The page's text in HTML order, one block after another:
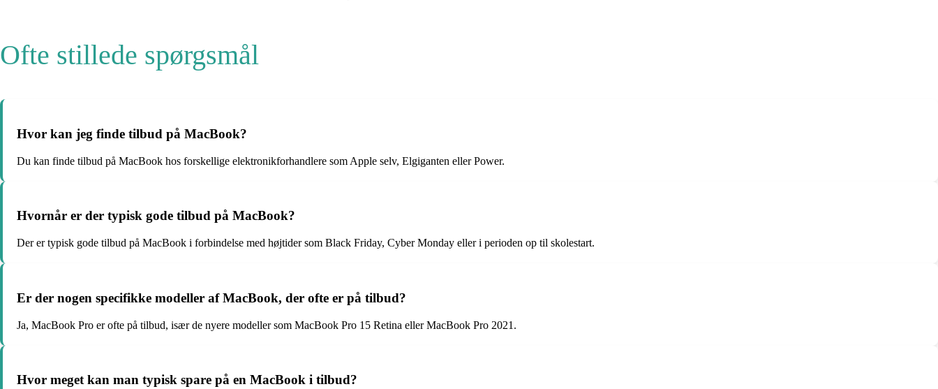
Ofte stillede spørgsmål
Hvor kan jeg finde tilbud på MacBook?
Du kan finde tilbud på MacBook hos forskellige elektronikforhandlere som Apple selv, Elgiganten eller Power.
Hvornår er der typisk gode tilbud på MacBook?
Der er typisk gode tilbud på MacBook i forbindelse med højtider som Black Friday, Cyber Monday eller i perioden op til skolestart.
Er der nogen specifikke modeller af MacBook, der ofte er på tilbud?
Ja, MacBook Pro er ofte på tilbud, især de nyere modeller som MacBook Pro 15 Retina eller MacBook Pro 2021.
Hvor meget kan man typisk spare på en MacBook i tilbud?